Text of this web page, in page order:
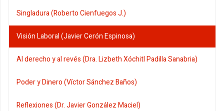
Singladura (Roberto Cienfuegos J.)
Visión Laboral (Javier Cerón Espinosa)
Al derecho y al revés (Dra. Lizbeth Xóchitl Padilla Sanabria)
Poder y Dinero (Víctor Sánchez Baños)
Reflexiones (Dr. Javier González Maciel)